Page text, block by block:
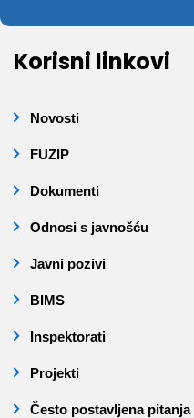
Korisni linkovi
Novosti
FUZIP
Dokumenti
Odnosi s javnošću
Javni pozivi
BIMS
Inspektorati
Projekti
Često postavljena pitanja